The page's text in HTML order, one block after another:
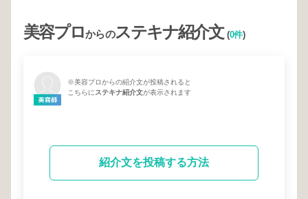
美容プロからのステキナ紹介文(0件)
※美容プロからの紹介文が投稿されると
こちらにステキナ紹介文が表示されます
紹介文を投稿する方法